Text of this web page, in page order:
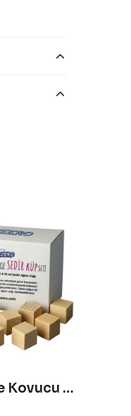
Doğal Güve Kovucu Sedir Küpler